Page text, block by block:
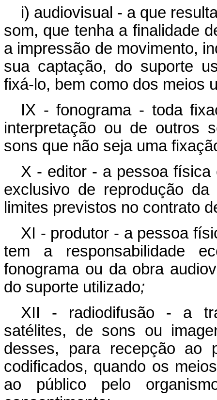
i) audiovisual - a que
som, que tenha a finalidade
a impressão de movimento,
sua captação, do suporte
fixá-lo, bem como dos meios
IX - fonograma - toda
interpretação ou de outros
sons que não seja uma
X - editor - a pessoa
exclusivo de reprodução
limites previstos no contrato
XI - produtor - a pessoa
tem a responsabilidade
fonograma ou da obra
do suporte utilizado;
XII - radiodifusão - a
satélites, de sons ou
desses, para recepção ao
codificados, quando os
ao público pelo